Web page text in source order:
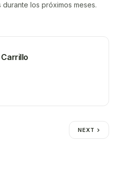
los próximos meses.
NEXT